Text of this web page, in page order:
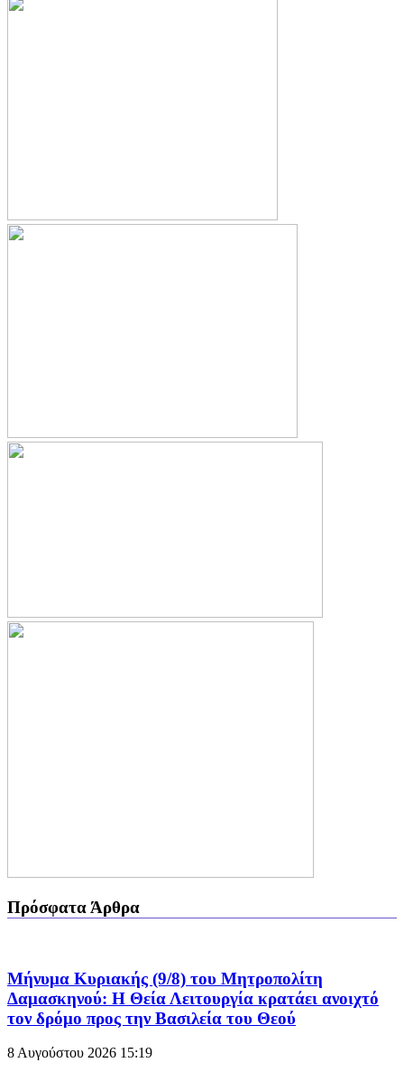
Πρόσφατα Άρθρα
Μήνυμα Κυριακής (9/8) του Μητροπολίτη
Δαμασκηνού: Η Θεία Λειτουργία κρατάει ανοιχτό
τον δρόμο προς την Βασιλεία του Θεού
8 Αυγούστου 2026 15:19